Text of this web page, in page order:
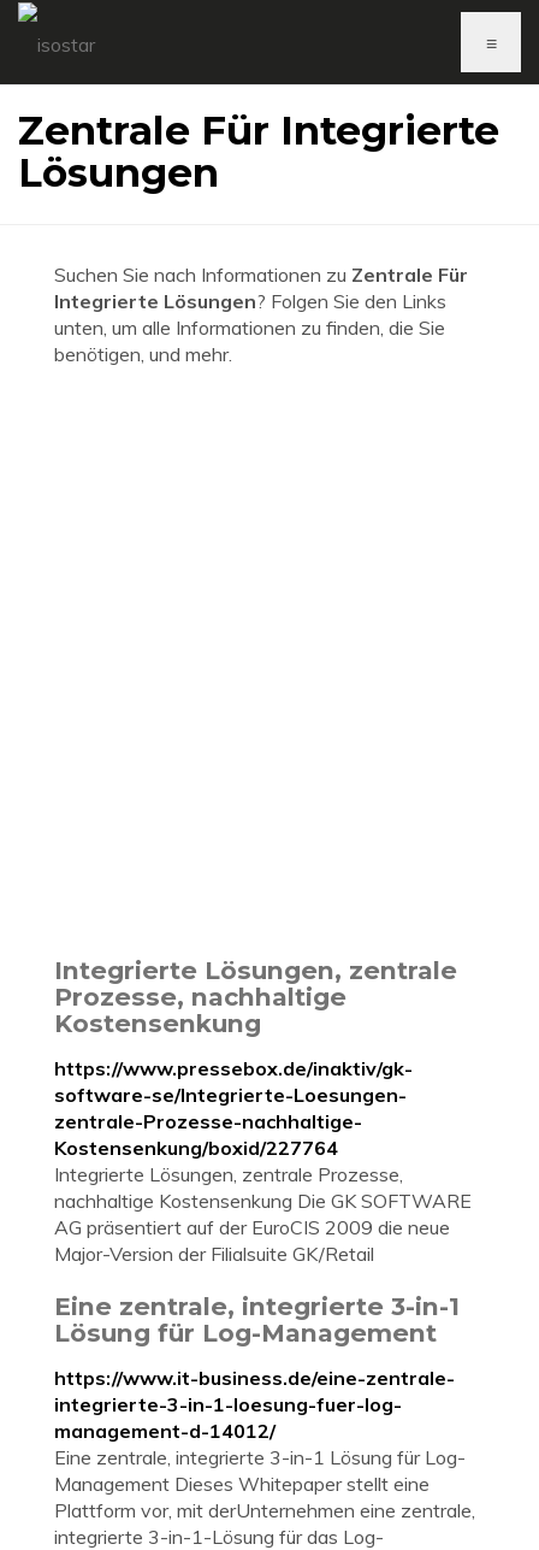
≡
Zentrale Für Integrierte
Lösungen
Suchen Sie nach Informationen zu Zentrale Für
Integrierte Lösungen? Folgen Sie den Links
unten, um alle Informationen zu finden, die Sie
benötigen, und mehr.
Integrierte Lösungen, zentrale
Prozesse, nachhaltige
Kostensenkung
https://www.pressebox.de/inaktiv/gk-
software-se/Integrierte-Loesungen-
zentrale-Prozesse-nachhaltige-
Kostensenkung/boxid/227764
Integrierte Lösungen, zentrale Prozesse,
nachhaltige Kostensenkung Die GK SOFTWARE
AG präsentiert auf der EuroCIS 2009 die neue
Major-Version der Filialsuite GK/Retail
Eine zentrale, integrierte 3-in-1
Lösung für Log-Management
https://www.it-business.de/eine-zentrale-
integrierte-3-in-1-loesung-fuer-log-
management-d-14012/
Eine zentrale, integrierte 3-in-1 Lösung für Log-
Management Dieses Whitepaper stellt eine
Plattform vor, mit derUnternehmen eine zentrale,
integrierte 3-in-1-Lösung für das Log-